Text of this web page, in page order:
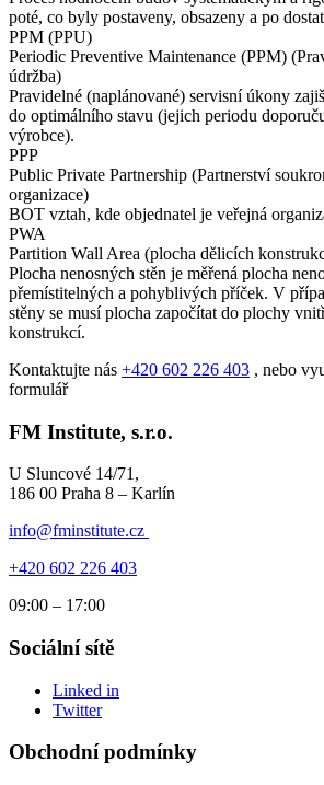
poté, co byly postaveny, obsazeny a po
PPM (PPU)
Periodic Preventive Maintenance (PPM)
údržba)
Pravidelné (naplánované) servisní úkony
do optimálního stavu (jejich periodu
výrobce).
PPP
Public Private Partnership (Partnerství
organizace)
BOT vztah, kde objednatel je veřejná
PWA
Partition Wall Area (plocha dělicích
Plocha nenosných stěn je měřená plocha
přemístitelných a pohyblivých příček. V
stěny se musí plocha započítat do plochy
konstrukcí.
Kontaktujte nás +420 602 226 403 , nebo
formulář
FM Institute, s.r.o.
U Sluncové 14/71,
186 00 Praha 8 – Karlín
info@fminstitute.cz
+420 602 226 403
09:00 – 17:00
Sociální sítě
Linked in
Twitter
Obchodní podmínky